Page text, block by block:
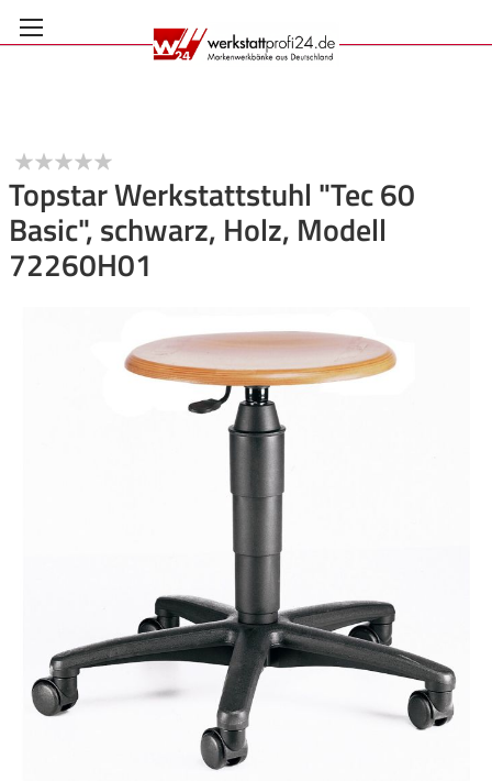
Anmelden
Inhalt
springen
Topstar Werkstattstuhl "Tec 60
Basic", schwarz, Holz, Modell
72260H01